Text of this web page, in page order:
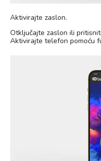
Aktivirajte zaslon.
Otključajte zaslon ili
Aktivirajte telefon pomoću